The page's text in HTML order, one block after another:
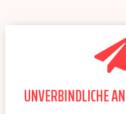
UNVERBINDLICHE